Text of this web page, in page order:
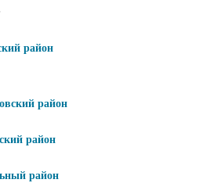
район
район
район
район